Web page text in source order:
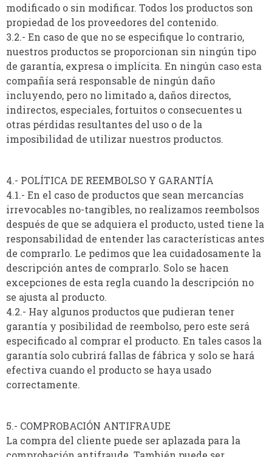
modificado o sin modificar. Todos los productos son
propiedad de los proveedores del contenido.
3.2.- En caso de que no se especifique lo contrario,
nuestros productos se proporcionan sin ningún tipo
de garantía, expresa o implícita. En ningún caso esta
compañía será responsable de ningún daño
incluyendo, pero no limitado a, daños directos,
indirectos, especiales, fortuitos o consecuentes u
otras pérdidas resultantes del uso o de la
imposibilidad de utilizar nuestros productos.
4.- POLÍTICA DE REEMBOLSO Y GARANTÍA
4.1.- En el caso de productos que sean mercancías
irrevocables no-tangibles, no realizamos reembolsos
después de que se adquiera el producto, usted tiene la
responsabilidad de entender las características antes
de comprarlo. Le pedimos que lea cuidadosamente la
descripción antes de comprarlo. Solo se hacen
excepciones de esta regla cuando la descripción no
se ajusta al producto.
4.2.- Hay algunos productos que pudieran tener
garantía y posibilidad de reembolso, pero este será
especificado al comprar el producto. En tales casos la
garantía solo cubrirá fallas de fábrica y solo se hará
efectiva cuando el producto se haya usado
correctamente.
5.- COMPROBACIÓN ANTIFRAUDE
La compra del cliente puede ser aplazada para la